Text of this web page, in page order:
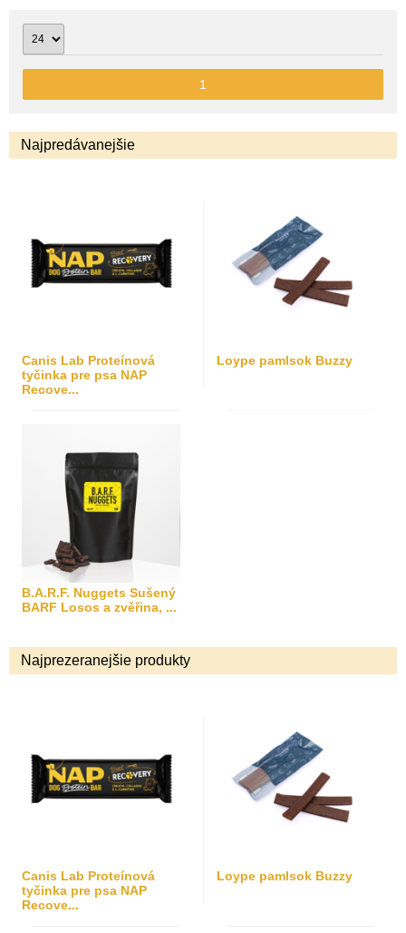
1
Najpredávanejšie
Canis Lab Proteínová
tyčinka pre psa NAP
Recove...
Loype pamlsok Buzzy
B.A.R.F. Nuggets Sušený
BARF Losos a zvěřina, ...
Najprezeranejšie produkty
Canis Lab Proteínová
tyčinka pre psa NAP
Recove...
Loype pamlsok Buzzy